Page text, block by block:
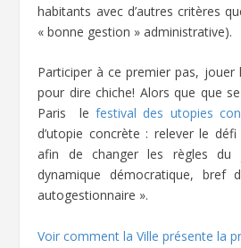
habitants avec d’autres critères
« bonne gestion » administrative).
Participer à ce premier pas, jouer
pour dire chiche! Alors que que
Paris le festival des utopies
d’utopie concrète : relever le
afin de changer les règles du
dynamique démocratique, bref
autogestionnaire ».
Voir comment la Ville présente la